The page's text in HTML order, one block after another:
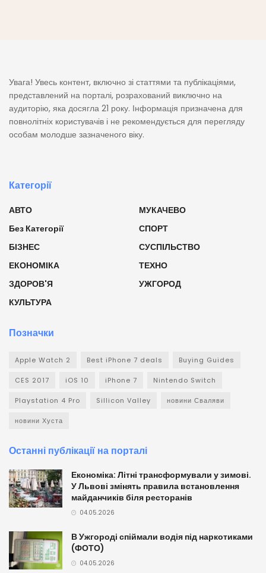
Увага! Увесь контент, включно зі статтями та публікаціями,
представлений на порталі, розрахований виключно на
аудиторію, яка досягла 21 року. Інформація призначена для
повнолітніх користувачів і не рекомендується для перегляду
особам молодше зазначеного віку.
Категорії
АВТО
Без Категорії
БІЗНЕС
ЕКОНОМІКА
ЗДОРОВ'Я
КУЛЬТУРА
МУКАЧЕВО
СПОРТ
СУСПІЛЬСТВО
ТЕХНО
УЖГОРОД
Позначки
Apple Watch 2 Best iPhone 7 deals Buying Guides
CES 2017 iOS 10 iPhone 7 Nintendo Switch
Playstation 4 Pro Sillicon Valley новини Сваляви
новини Хуста
Останні публікації на порталі
Економіка: Літні трансформували у зимові.
У Львові змінять правила встановлення
майданчиків біля ресторанів
04.05.2026
В Ужгороді спіймали водія під наркотиками
(ФОТО)
04.05.2026